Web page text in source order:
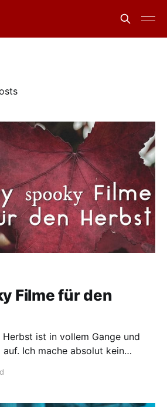
Filme für den
ist in vollem Gange und
Ich mache absolut kein